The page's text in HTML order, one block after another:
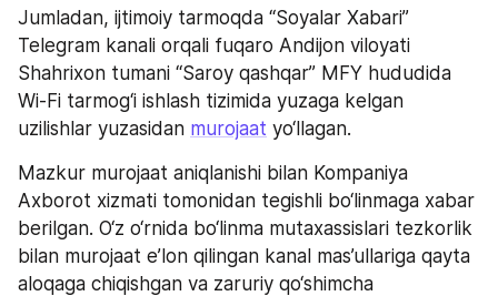
Jumladan, ijtimoiy tarmoqda “Soyalar Xabari”
Telegram kanali orqali fuqaro Andijon viloyati
Shahrixon tumani “Saroy qashqar” MFY hududida
Wi-Fi tarmog‘i ishlash tizimida yuzaga kelgan
uzilishlar yuzasidan murojaat yo‘llagan.
Mazkur murojaat aniqlanishi bilan Kompaniya
Axborot xizmati tomonidan tegishli bo‘linmaga xabar
berilgan. O‘z o‘rnida bo‘linma mutaxassislari tezkorlik
bilan murojaat e’lon qilingan kanal mas’ullariga qayta
aloqaga chiqishgan va zaruriy qo‘shimcha